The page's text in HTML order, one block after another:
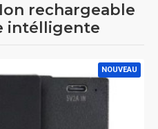
rechargeable
intélligente
NOUVEAU